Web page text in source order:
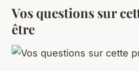
Vos questions sur
être